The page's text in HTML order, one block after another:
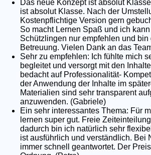
Das neue Konzept ist absolut
ist absolut Klasse. Nach der
Kostenpflichtige Version gern
So macht Lernen Spaß und ich
Schützlingen nur empfehlen und bin
Betreuung. Vielen Dank an das
Sehr zu empfehlen: Ich fühlte mich
begleitet und versorgt mit den
bedacht auf Professionalität-
der Anwendung der Inhalte im
Materialien sind sehr transparent
anzuwenden. (Gabriele)
Ein sehr interessantes Thema: Für
lernen super gut. Freie
dadurch bin ich natürlich sehr
ist ausführlich und verständlich. Bei
immer schnell geantwortet. Der